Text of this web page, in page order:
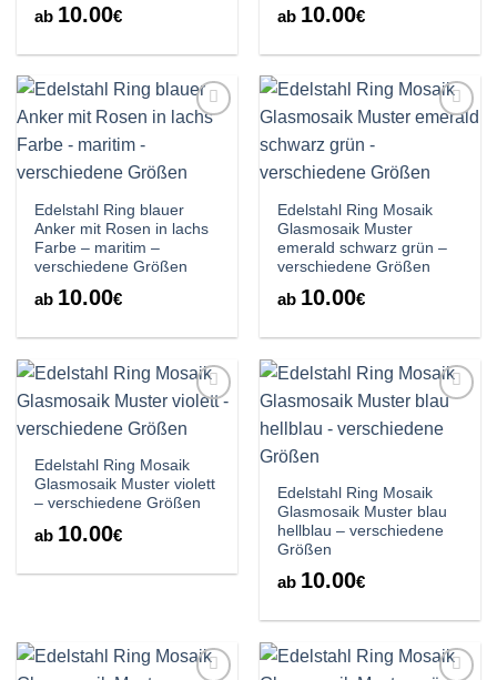
ab 10.00€ ab 10.00€
Edelstahl Ring blauer
Anker mit Rosen in lachs
Farbe – maritim –
verschiedene Größen
ab 10.00€
Edelstahl Ring Mosaik
Glasmosaik Muster
emerald schwarz grün –
verschiedene Größen
ab 10.00€
Wunschliste
Edelstahl Ring Mosaik
Glasmosaik Muster violett
– verschiedene Größen
ab 10.00€
Wunschliste
Edelstahl Ring Mosaik
Glasmosaik Muster blau
hellblau – verschiedene
Größen
ab 10.00€